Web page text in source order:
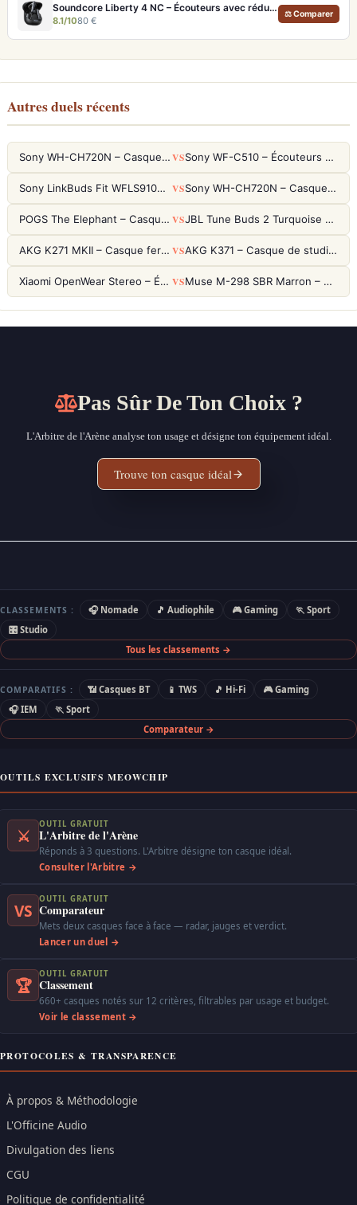
Soundcore Liberty 4 NC – Écouteurs avec réduction de bruit adaptative 2.0
8.1/1080 €
⚖ Comparer
Autres duels récents
Sony WH-CH720N – Casque ANC 35h, Ultra-léger (192g) avec Processeur V1 VS Sony WF-C510 – Écouteurs True Wireless compacts, autonomie 22h et multipoint
Sony LinkBuds Fit WFLS910NW Blanc – Écouteurs Sport Ailes ANC VS Sony WH-CH720N – Casque ANC 35h, Ultra-léger (192g) avec Processeur V1
POGS The Elephant – Casque Filaire Enfants 85dB POGS-Safe™ (Éco-Responsable) VS JBL Tune Buds 2 Turquoise – Écouteurs True Wireless avec ANC et autonomie 48h
AKG K271 MKII – Casque fermé studio fiable pour une écoute neutre VS AKG K371 – Casque de studio fermé 50mm titane, réponse 5Hz-50kHz
Xiaomi OpenWear Stereo – Écouteurs Open-Ear Hi-Res avec réduction de fuite sonore VS Muse M-298 SBR Marron – Casque Bluetooth ANC avec 66h d'autonomie
Pas Sûr De Ton Choix ?
L'Arbitre de l'Arène analyse ton usage et désigne ton équipement idéal.
Trouve ton casque idéal
CLASSEMENTS : 🎧 Nomade 🎵 Audiophile 🎮 Gaming
🏃 Sport
🎛 Studio
Tous les classements →
COMPARATIFS : 📶 Casques BT 📱 TWS 🎵 Hi-Fi
🎮 Gaming
🎧 IEM
🏃 Sport
Comparateur →
OUTILS EXCLUSIFS MEOWCHIP
⚔
OUTIL GRATUIT
L'Arbitre de l'Arène
Réponds à 3 questions. L'Arbitre désigne ton casque idéal.
Consulter l'Arbitre →
VS
OUTIL GRATUIT
Comparateur
Mets deux casques face à face — radar, jauges et verdict.
Lancer un duel →
🏆
OUTIL GRATUIT
Classement
660+ casques notés sur 12 critères, filtrables par usage et budget.
Voir le classement →
PROTOCOLES & TRANSPARENCE
À propos & Méthodologie
L'Officine Audio
Divulgation des liens
CGU
Politique de confidentialité